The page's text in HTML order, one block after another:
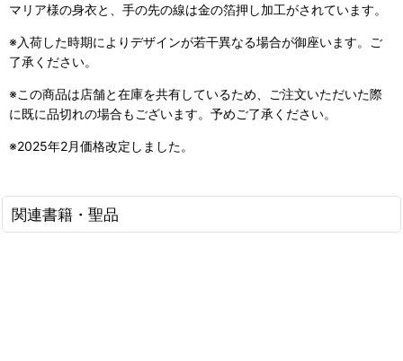
マリア様の身衣と、手の先の線は金の箔押し加工がされています。
※入荷した時期によりデザインが若干異なる場合が御座います。ご
了承ください。
※この商品は店舗と在庫を共有しているため、ご注文いただいた際
に既に品切れの場合もございます。予めご了承ください。
※2025年2月価格改定しました。
関連書籍・聖品